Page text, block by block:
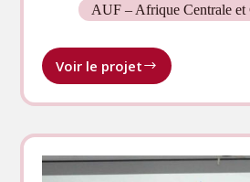
AUF – Afrique Centrale et
Voir le projet
Start-
237 :
camerounais